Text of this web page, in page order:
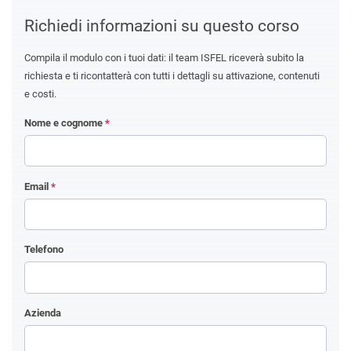
Richiedi informazioni su questo corso
Compila il modulo con i tuoi dati: il team ISFEL riceverà subito la
richiesta e ti ricontatterà con tutti i dettagli su attivazione, contenuti
e costi.
Nome e cognome *
Email *
Telefono
Azienda